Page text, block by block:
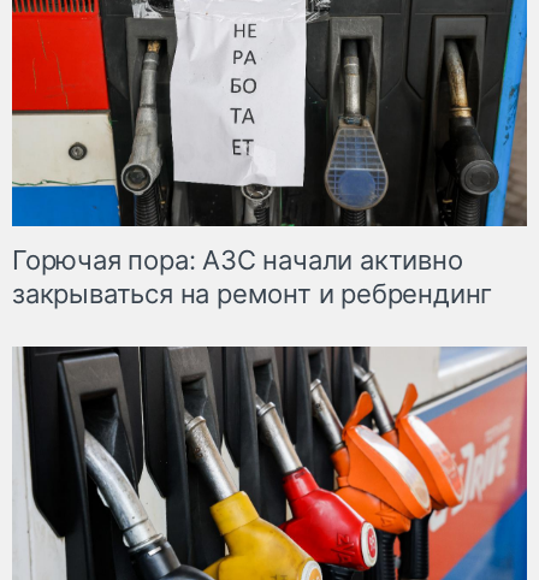
Горючая пора: АЗС начали активно
закрываться на ремонт и ребрендинг